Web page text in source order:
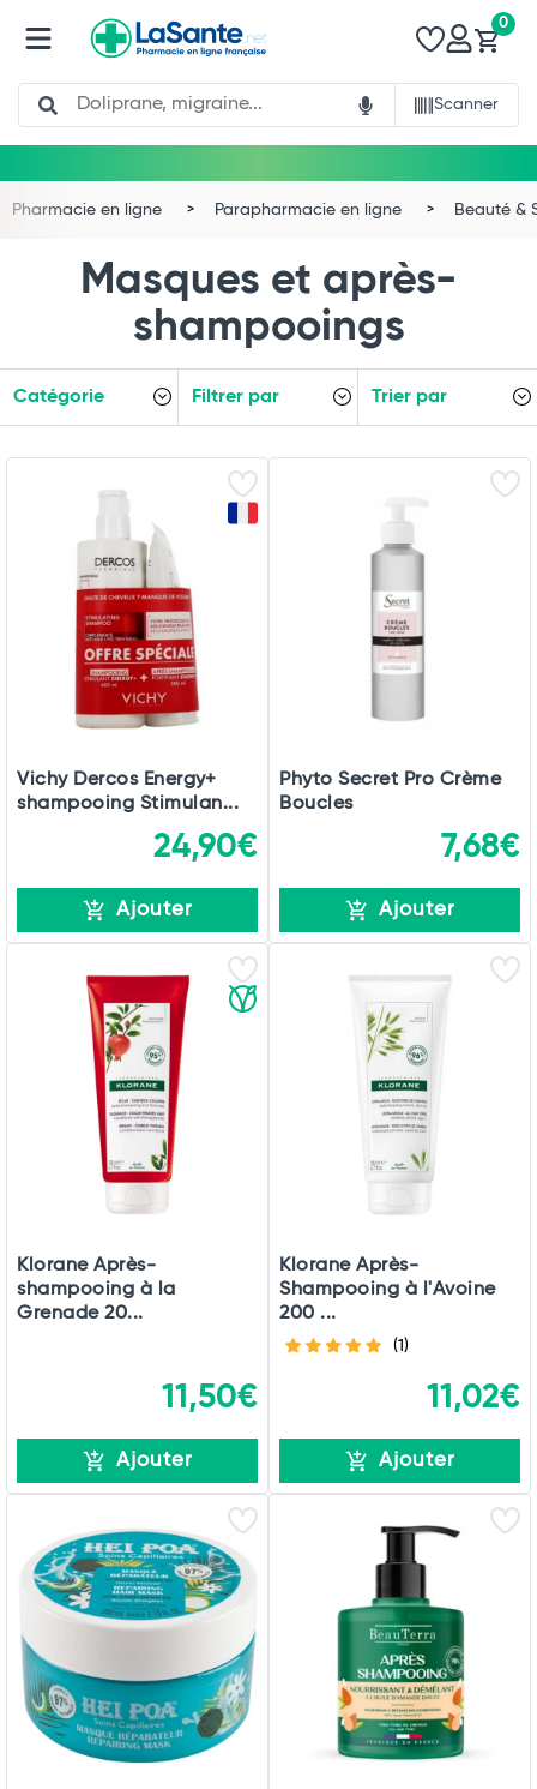
Search
Scanner
0
Pharmacie en ligne Parapharmacie en ligne Beauté &
Masques et après-
shampooings
Catégorie Filtrer par Trier par
Vichy Dercos Energy+
shampooing Stimulan...
24,90€
Ajouter
Phyto Secret Pro Crème
Boucles
7,68€
Ajouter
Klorane Après-
shampooing à la
Grenade 20...
11,50€
Ajouter
Klorane Après-
Shampooing à l'Avoine
200 ...
(1)
11,02€
Ajouter